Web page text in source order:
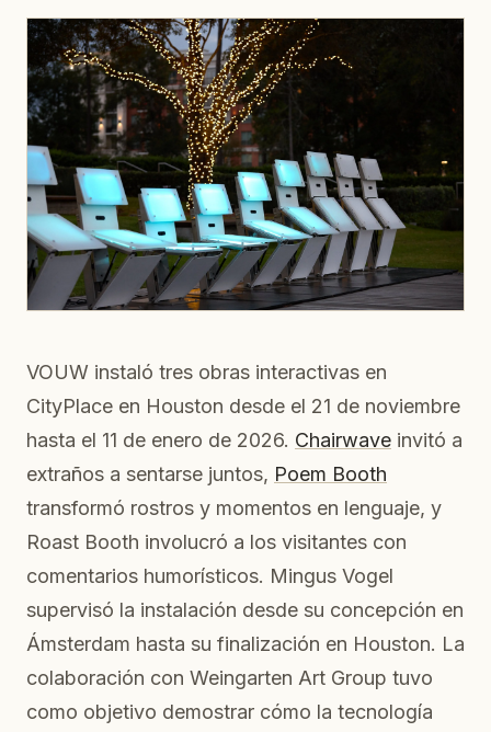
VOUW instaló tres obras interactivas en
CityPlace en Houston desde el 21 de noviembre
hasta el 11 de enero de 2026. Chairwave invitó a
extraños a sentarse juntos, Poem Booth
transformó rostros y momentos en lenguaje, y
Roast Booth involucró a los visitantes con
comentarios humorísticos. Mingus Vogel
supervisó la instalación desde su concepción en
Ámsterdam hasta su finalización en Houston. La
colaboración con Weingarten Art Group tuvo
como objetivo demostrar cómo la tecnología